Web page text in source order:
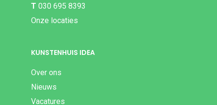
T 030 695 8393
Onze locaties
KUNSTENHUIS IDEA
Over ons
Nieuws
Vacatures